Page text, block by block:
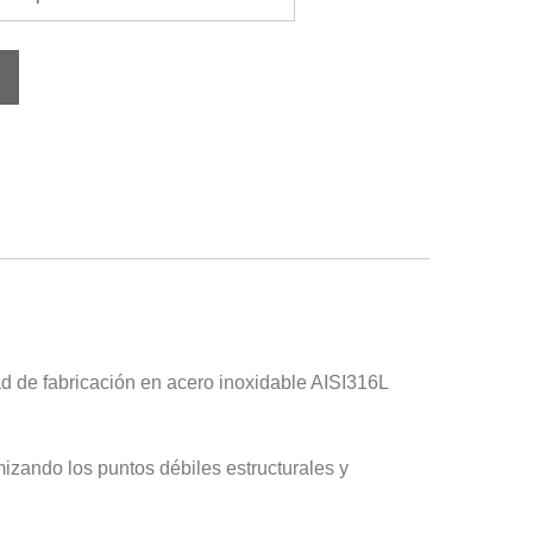
de fabricación en acero inoxidable AISI316L
los puntos débiles estructurales y